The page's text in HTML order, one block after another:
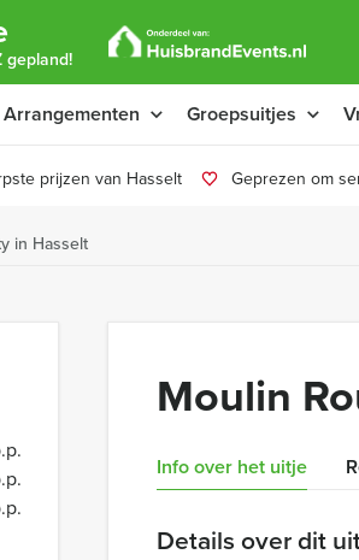
gepland!
Arrangementen Groepsuitjes
prijzen van Hasselt Geprezen om
in Hasselt
Moulin
Info over het uitje
Details over dit